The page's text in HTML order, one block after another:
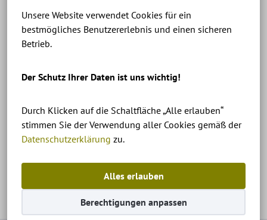
Unsere Website verwendet Cookies für ein
bestmögliches Benutzererlebnis und einen sicheren
Betrieb.
Der Schutz Ihrer Daten ist uns wichtig!
Durch Klicken auf die Schaltfläche „Alle erlauben“
stimmen Sie der Verwendung aller Cookies gemäß der
Datenschutzerklärung zu.
Alles erlauben
Berechtigungen anpassen
Diófa apartman Keszthely – Ház 2 – Apartman 7
alaprajz.